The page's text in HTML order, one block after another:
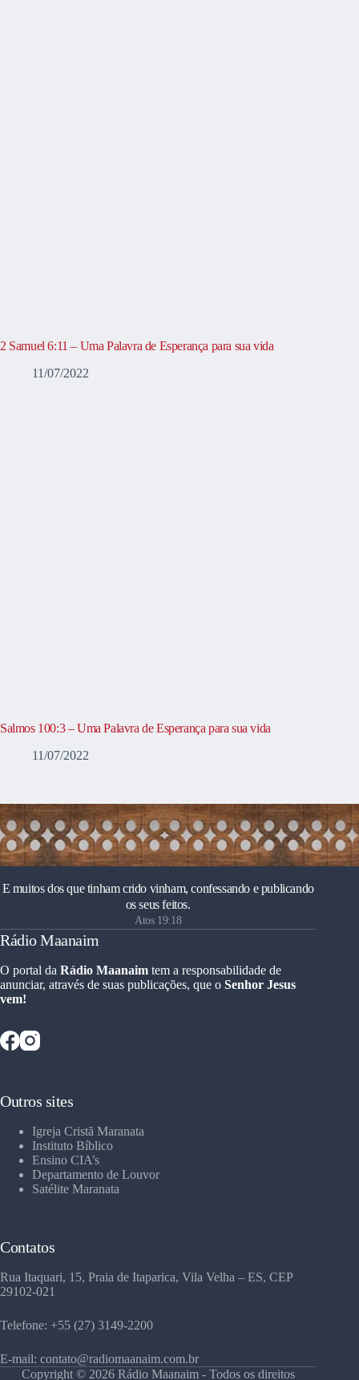
2 Samuel 6:11 – Uma Palavra de Esperança para sua vida
11/07/2022
Salmos 100:3 – Uma Palavra de Esperança para sua vida
11/07/2022
E muitos dos que tinham crido vinham, confessando e publicando
os seus feitos.
Atos 19:18
Rádio Maanaim
O portal da Rádio Maanaim tem a responsabilidade de
anunciar, através de suas publicações, que o Senhor Jesus
vem!
Outros sites
Igreja Cristã Maranata
Instituto Bíblico
Ensino CIA’s
Departamento de Louvor
Satélite Maranata
Contatos
Rua Itaquari, 15, Praia de Itaparica, Vila Velha – ES, CEP
29102-021
Telefone: +55 (27) 3149-2200
E-mail: contato@radiomaanaim.com.br
Copyright © 2026 Rádio Maanaim - Todos os direitos